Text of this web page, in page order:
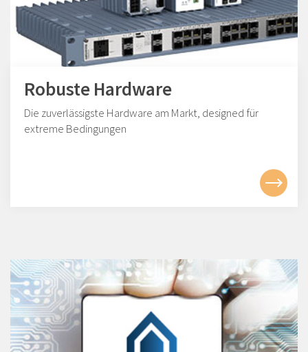
Robuste Hardware
Die zuverlässigste Hardware am Markt, designed für
extreme Bedingungen